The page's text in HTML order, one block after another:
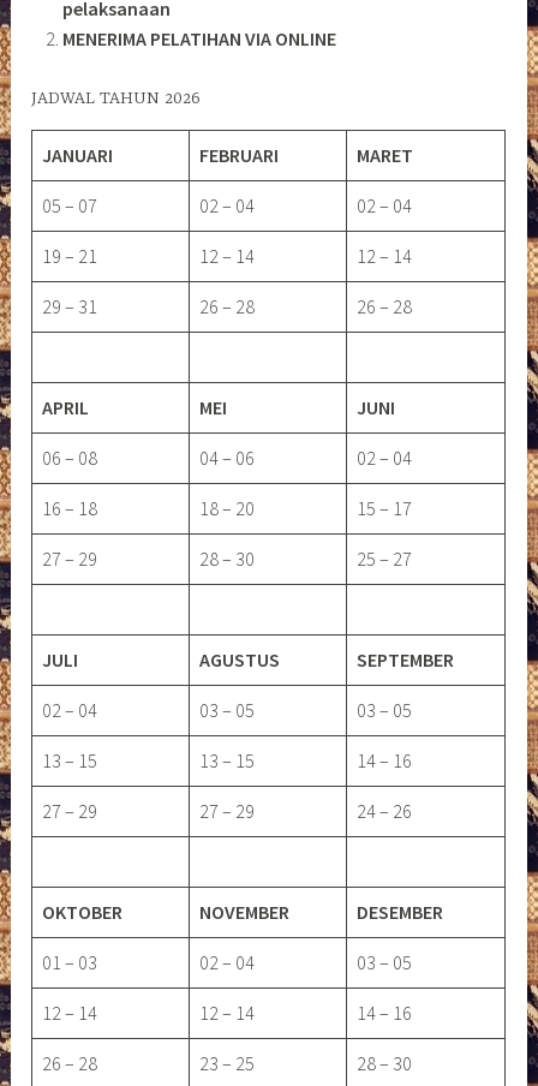
pelaksanaan
MENERIMA PELATIHAN VIA ONLINE
JADWAL TAHUN 2026
JANUARI FEBRUARI MARET
05 – 07 02 – 04 02 – 04
19 – 21 12 – 14 12 – 14
29 – 31 26 – 28 26 – 28
APRIL MEI JUNI
06 – 08 04 – 06 02 – 04
16 – 18 18 – 20 15 – 17
27 – 29 28 – 30 25 – 27
JULI AGUSTUS SEPTEMBER
02 – 04 03 – 05 03 – 05
13 – 15 13 – 15 14 – 16
27 – 29 27 – 29 24 – 26
OKTOBER NOVEMBER DESEMBER
01 – 03 02 – 04 03 – 05
12 – 14 12 – 14 14 – 16
26 – 28 23 – 25 28 – 30